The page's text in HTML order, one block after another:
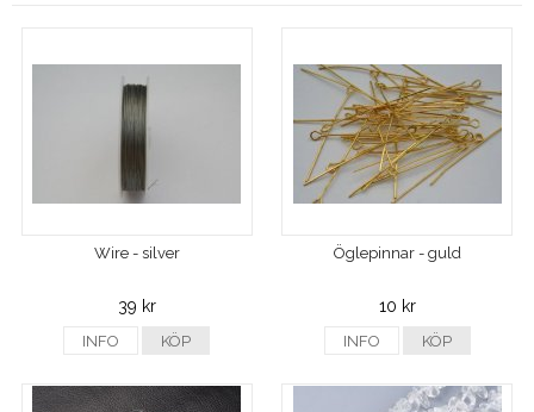
Wire - silver
39 kr
INFO KÖP
Öglepinnar - guld
10 kr
INFO KÖP